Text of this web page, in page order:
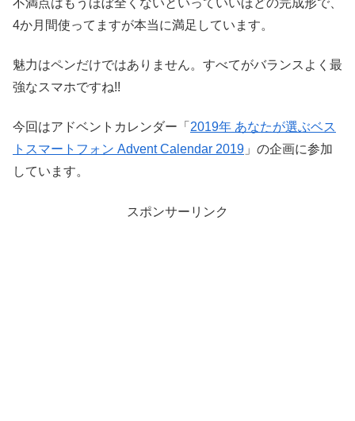
4か月間使ってますが本当に満足しています。
魅力はペンだけではありません。すべてがバランスよく最
強なスマホですね!!
今回はアドベントカレンダー「 2019年 あなたが選ぶベス
トスマートフォン Advent Calendar 2019 」の企画に参加
しています。
スポンサーリンク